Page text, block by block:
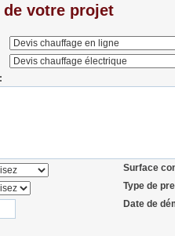
votre projet
Surface
Type de
Date de